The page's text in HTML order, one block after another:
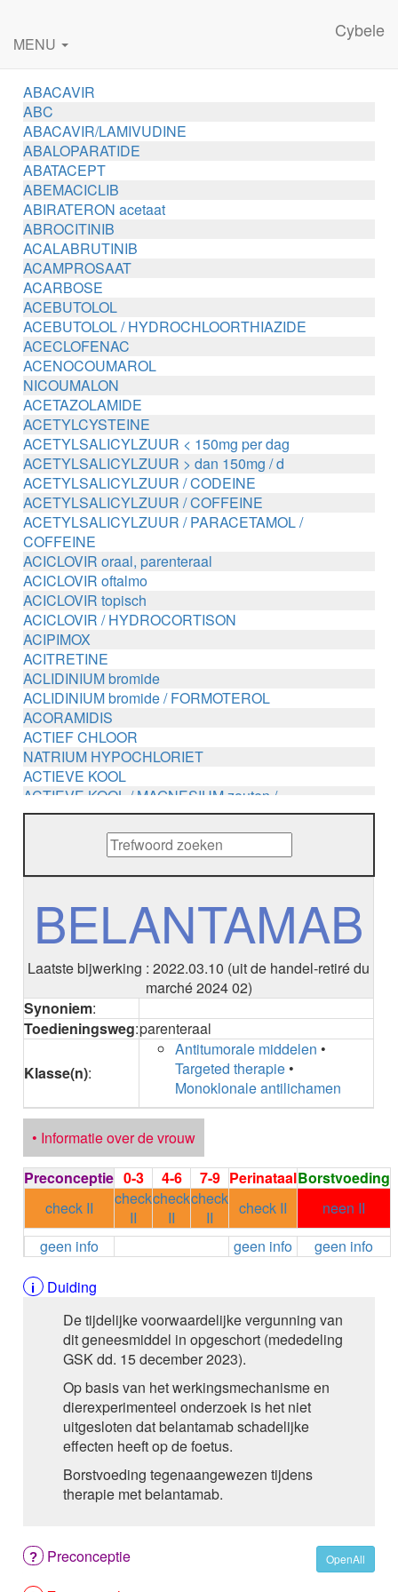
Cybele
MENU
ABACAVIR
ABC
ABACAVIR/LAMIVUDINE
ABALOPARATIDE
ABATACEPT
ABEMACICLIB
ABIRATERON acetaat
ABROCITINIB
ACALABRUTINIB
ACAMPROSAAT
ACARBOSE
ACEBUTOLOL
ACEBUTOLOL / HYDROCHLOORTHIAZIDE
ACECLOFENAC
ACENOCOUMAROL
NICOUMALON
ACETAZOLAMIDE
ACETYLCYSTEINE
ACETYLSALICYLZUUR < 150mg per dag
ACETYLSALICYLZUUR > dan 150mg / d
ACETYLSALICYLZUUR / CODEINE
ACETYLSALICYLZUUR / COFFEINE
ACETYLSALICYLZUUR / PARACETAMOL /
COFFEINE
ACICLOVIR oraal, parenteraal
ACICLOVIR oftalmo
ACICLOVIR topisch
ACICLOVIR / HYDROCORTISON
ACIPIMOX
ACITRETINE
ACLIDINIUM bromide
ACLIDINIUM bromide / FORMOTEROL
ACORAMIDIS
ACTIEF CHLOOR
NATRIUM HYPOCHLORIET
ACTIEVE KOOL
ACTIEVE KOOL / MAGNESIUM zouten /
METHENAMINE
ADALIMUMAB
ADAPALEEN
ADAPALEEN / BENZOYLPEROXIDE
ADENOSINE
AESCINE
AFATINIB
AFLIBERCEPT intravitreaal
AFLIBERCEPT parenteraal
AGALSIDASE alfa
AGOMELATINE
ALBUTREPENONACOG ALFA
Stollingsfactor IX; Factor IX
ALCOHOL
ETHANOL
ALECTINIB
ALEMTUZUMAB
ALENDRONAAT
ALENDRONAAT/VIT D3
ALFA-1-PROTEINASEREMMER humaan
ALFUZOSINE
ALGELDRAAT
ALGELDRAAT / MAGNESIUM HYDROXYDE
ALGINAAT Na / BICARBONAAT Na
ALGINAAT Na / Na BICARBONAAT / CALCIUM
CARBONAAT
ALGINEZUUR
ALGLUCOSIDASE alfa
ALIROCUMAB
ALITRETINOINE
ALMOTRIPTAN
BELANTAMAB
Laatste bijwerking : 2022.03.10 (uit de handel-retiré du
marché 2024 02)
Synoniem:
Toedieningsweg:parenteraal
Klasse(n):
Antitumorale middelen •
Targeted therapie •
Monoklonale antilichamen
• Informatie over de vrouw
Preconceptie 0-3 4-6 7-9 PerinataalBorstvoeding
check II
check
II
check
II
check
II
check II
neen II
geen info
geen info
geen info
Duiding
De tijdelijke voorwaardelijke vergunning van
dit geneesmiddel in opgeschort (mededeling
GSK dd. 15 december 2023).
Op basis van het werkingsmechanisme en
dierexperimenteel onderzoek is het niet
uitgesloten dat belantamab schadelijke
effecten heeft op de foetus.
Borstvoeding tegenaangewezen tijdens
therapie met belantamab.
OpenAll
Preconceptie